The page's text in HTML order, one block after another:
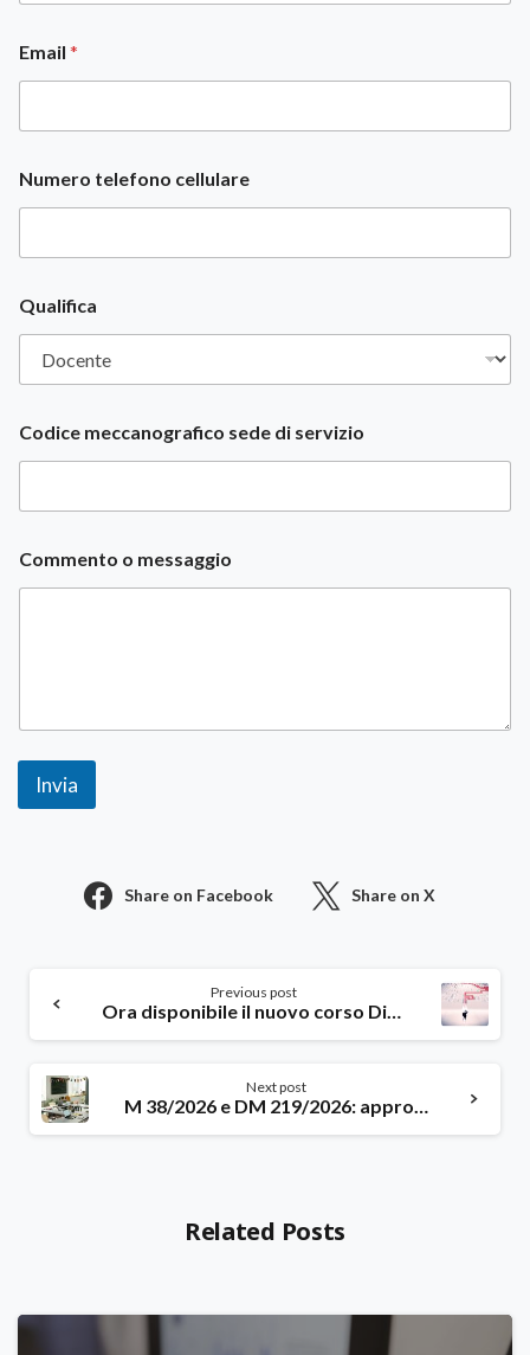
m
e
s
g
g
i
m
c
r
a
i
o
Email *
Numero telefono cellulare
Qualifica
Codice meccanografico sede di servizio
Commento o messaggio
Invia
Share on Facebook Share on X
Reading
Previous post
Ora disponibile il nuovo corso Dirscuola sulle Indicazioni nazionali
Next post
Related Posts